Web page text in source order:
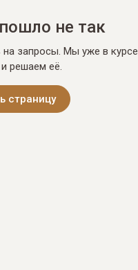
не так
на запросы. Мы уже в курсе
решаем её.
страницу